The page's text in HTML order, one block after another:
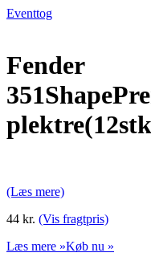
Eventtog
Fender
(Læs mere)
44 kr. (Vis fragtpris)
Læs mere »Køb nu »